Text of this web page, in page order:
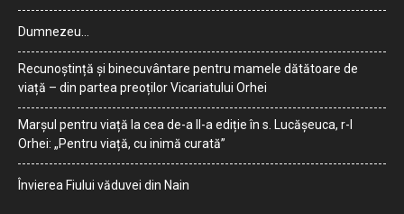
Dumnezeu…
Recunoștință și binecuvântare pentru mamele dătătoare de
viață – din partea preoților Vicariatului Orhei
Marșul pentru viață la cea de-a II-a ediție în s. Lucășeuca, r-l
Orhei: „Pentru viață, cu inimă curată”
Învierea Fiului văduvei din Nain